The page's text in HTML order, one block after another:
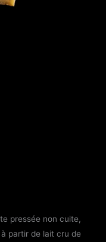
pressée non cuite,
partir de lait cru de